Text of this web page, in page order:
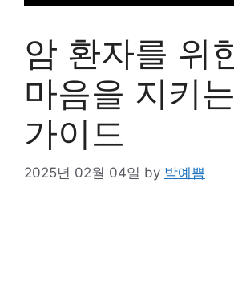
암 환자를 위
마음을 지키
가이드
2025년 02월 04일 by 박예쁨